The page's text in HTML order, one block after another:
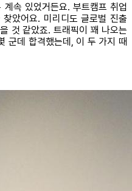
속 있었거든요. 부트캠프 취업
았어요. 미리디도 글로벌 진출
것 같았죠. 트래픽이 꽤 나오는
군데 합격했는데, 이 두 가지 때